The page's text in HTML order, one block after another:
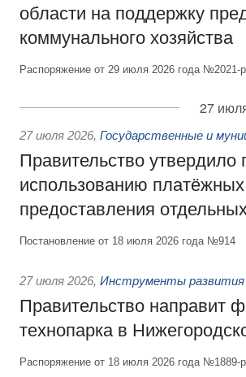
области на поддержку
коммунального хозяйства
Распоряжение от 29 июля 2026 года №2021-р
27
27 июля 2026, Государственные и
Правительство
использованию
предоставления
Постановление от 18 июля 2026 года №914
27 июля 2026, Инструменты
Правительство направит
технопарка в
Распоряжение от 18 июля 2026 года №1889-р